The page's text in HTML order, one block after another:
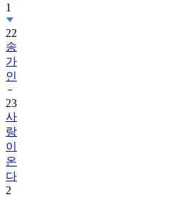
1
22
송
가
인
23
사
랑
이
온
다
2